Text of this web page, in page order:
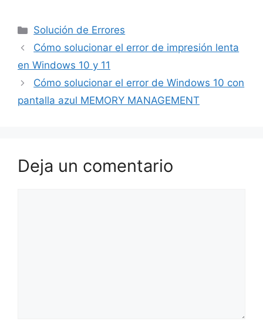
Solución de Errores
Cómo solucionar el error de impresión lenta
en Windows 10 y 11
Cómo solucionar el error de Windows 10 con
pantalla azul MEMORY MANAGEMENT
Deja un comentario